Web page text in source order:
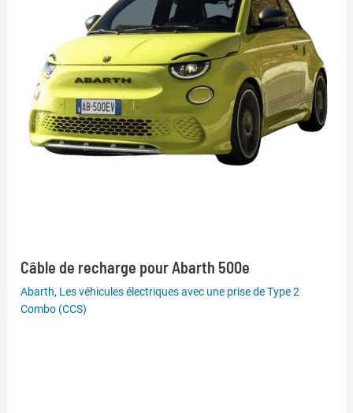
Câble de recharge pour Abarth 500e
Abarth, Les véhicules électriques avec une prise de Type 2
Combo (CCS)